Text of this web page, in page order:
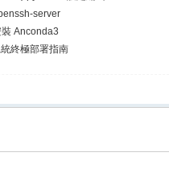
server
Anconda3
終極部署指南